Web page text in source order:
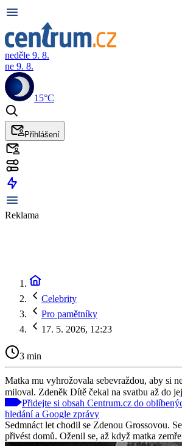
neděle 9. 8.
ne 9. 8.
15°C
Přihlášení
Reklama
Celebrity
Pro pamětníky
17. 5. 2026, 12:23
3 min
Matka mu vyhrožovala sebevraždou, aby si
miloval. Zdeněk Dítě čekal na svatbu až do
Přidejte si obsah Centrum.cz do
hledání a Google zprávy
Sedmnáct let chodil se Zdenou Grossovou.
přivést domů. Oženil se, až když matka